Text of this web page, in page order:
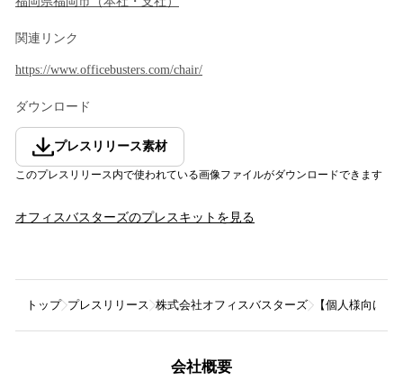
関連リンク
https://www.officebusters.com/chair/
ダウンロード
プレスリリース素材
このプレスリリース内で使われている画像ファイルがダウンロードできます
オフィスバスターズのプレスキットを見る
トップ プレスリリース 株式会社オフィスバスターズ 【個人様向け
会社概要